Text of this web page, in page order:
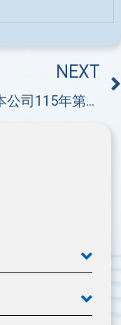
NEXT
公告本公司115年第一季財務報告董事會預計召開日期為115年5月8日